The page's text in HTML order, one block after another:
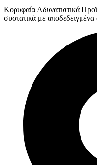
Κορυφαία Αδυνατιστικά
συστατικά με